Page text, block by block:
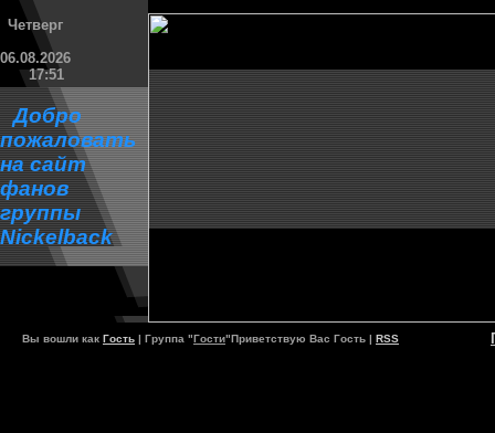
Четверг
06.08.2026
17:51
Добро
пожаловать
на сайт
фанов
группы
Nickelback
Вы вошли как Гость | Группа "Гости"Приветствую Вас Гость | RSS